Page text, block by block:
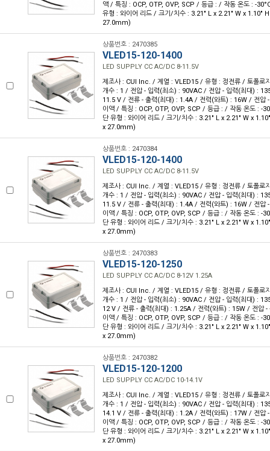
액 / 특징 : OCP, OTP, OVP, SCP / 등급 : / 작동 온도 : -
유형 : 와이어 리드 / 크기/치수 : 3.21" L x 2.21" W x 1.10"
27.0mm)
상품번호 : 2470385
VLED15-120-1400
LED SUPPLY CC AC/DC 8-11.5V
제조사 : CUI Inc. / 계열 : VLED15 / 유형 : 정전류 / 토폴로
개수 : 1 / 전압 - 입력(최소) : 90VAC / 전압 - 입력(최대) :
11.5 V / 전류 - 출력(최대) : 1.4A / 전력(와트) : 16W / 전압
이액 / 특징 : OCP, OTP, OVP, SCP / 등급 : / 작동 온도 : -
단 유형 : 와이어 리드 / 크기/치수 : 3.21" L x 2.21" W x
x 27.0mm)
상품번호 : 2470384
VLED15-120-1400
LED SUPPLY CC AC/DC 8-11.5V
제조사 : CUI Inc. / 계열 : VLED15 / 유형 : 정전류 / 토폴로
개수 : 1 / 전압 - 입력(최소) : 90VAC / 전압 - 입력(최대) :
11.5 V / 전류 - 출력(최대) : 1.4A / 전력(와트) : 16W / 전압
이액 / 특징 : OCP, OTP, OVP, SCP / 등급 : / 작동 온도 : -
단 유형 : 와이어 리드 / 크기/치수 : 3.21" L x 2.21" W x
x 27.0mm)
상품번호 : 2470383
VLED15-120-1250
LED SUPPLY CC AC/DC 8-12V 1.25A
제조사 : CUI Inc. / 계열 : VLED15 / 유형 : 정전류 / 토폴로
개수 : 1 / 전압 - 입력(최소) : 90VAC / 전압 - 입력(최대) :
12 V / 전류 - 출력(최대) : 1.25A / 전력(와트) : 15W / 전압 -
이액 / 특징 : OCP, OTP, OVP, SCP / 등급 : / 작동 온도 : -
단 유형 : 와이어 리드 / 크기/치수 : 3.21" L x 2.21" W x
x 27.0mm)
상품번호 : 2470382
VLED15-120-1200
LED SUPPLY CC AC/DC 10-14.1V
제조사 : CUI Inc. / 계열 : VLED15 / 유형 : 정전류 / 토폴로
개수 : 1 / 전압 - 입력(최소) : 90VAC / 전압 - 입력(최대) :
14.1 V / 전류 - 출력(최대) : 1.2A / 전력(와트) : 17W / 전압
이액 / 특징 : OCP, OTP, OVP, SCP / 등급 : / 작동 온도 : -
단 유형 : 와이어 리드 / 크기/치수 : 3.21" L x 2.21" W x
x 27.0mm)